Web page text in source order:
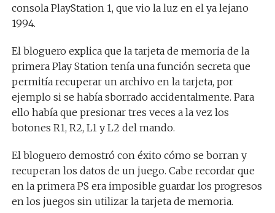
consola PlayStation 1, que vio la luz en el ya lejano
1994.
El bloguero explica que la tarjeta de memoria de la
primera Play Station tenía una función secreta que
permitía recuperar un archivo en la tarjeta, por
ejemplo si se había sborrado accidentalmente. Para
ello había que presionar tres veces a la vez los
botones R1, R2, L1 y L2 del mando.
El bloguero demostró con éxito cómo se borran y
recuperan los datos de un juego. Cabe recordar que
en la primera PS era imposible guardar los progresos
en los juegos sin utilizar la tarjeta de memoria.